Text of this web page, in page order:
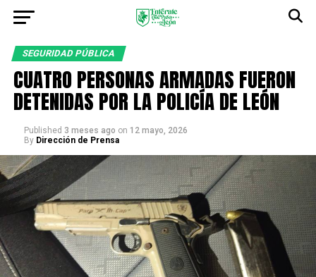
SEGURIDAD PÚBLICA
CUATRO PERSONAS ARMADAS FUERON
DETENIDAS POR LA POLICÍA DE LEÓN
Published 3 meses ago on 12 mayo, 2026
By Dirección de Prensa